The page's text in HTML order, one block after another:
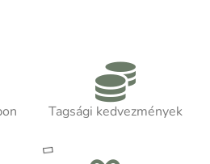
Tagsági kedvezmények